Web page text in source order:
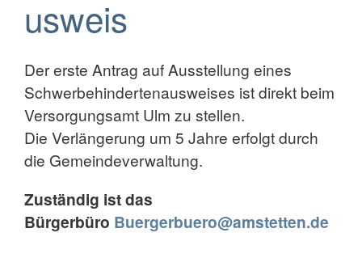
usweis
Der erste Antrag auf Ausstellung eines
Schwerbehindertenausweises ist direkt beim
Versorgungsamt Ulm zu stellen.
Die Verlängerung um 5 Jahre erfolgt durch
die Gemeindeverwaltung.
Zuständig ist das
Bürgerbüro Buergerbuero@amstetten.de